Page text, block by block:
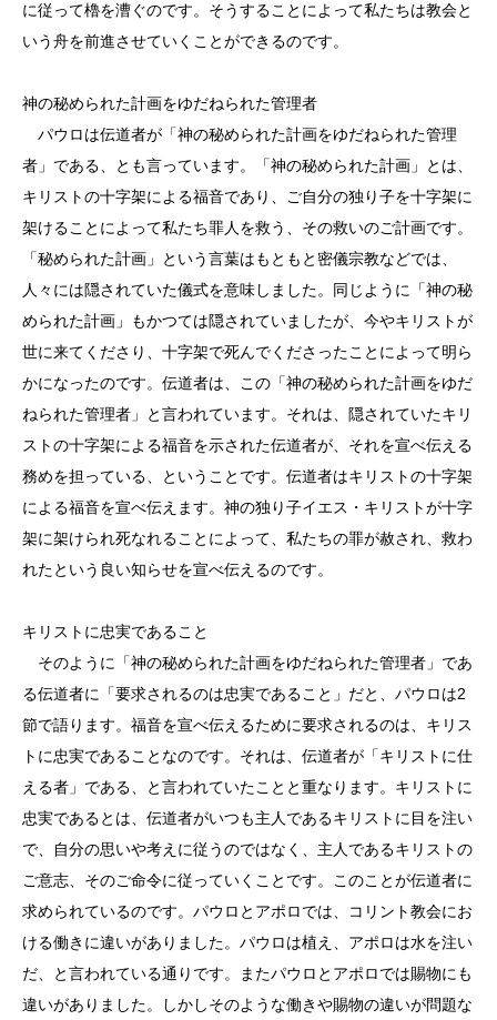
に従って櫓を漕ぐのです。そうすることによって私たちは教会と
いう舟を前進させていくことができるのです。
神の秘められた計画をゆだねられた管理者
パウロは伝道者が「神の秘められた計画をゆだねられた管理
者」である、とも言っています。「神の秘められた計画」とは、
キリストの十字架による福音であり、ご自分の独り子を十字架に
架けることによって私たち罪人を救う、その救いのご計画です。
「秘められた計画」という言葉はもともと密儀宗教などでは、
人々には隠されていた儀式を意味しました。同じように「神の秘
められた計画」もかつては隠されていましたが、今やキリストが
世に来てくださり、十字架で死んでくださったことによって明ら
かになったのです。伝道者は、この「神の秘められた計画をゆだ
ねられた管理者」と言われています。それは、隠されていたキリ
ストの十字架による福音を示された伝道者が、それを宣べ伝える
務めを担っている、ということです。伝道者はキリストの十字架
による福音を宣べ伝えます。神の独り子イエス・キリストが十字
架に架けられ死なれることによって、私たちの罪が赦され、救わ
れたという良い知らせを宣べ伝えるのです。
キリストに忠実であること
そのように「神の秘められた計画をゆだねられた管理者」であ
る伝道者に「要求されるのは忠実であること」だと、パウロは2
節で語ります。福音を宣べ伝えるために要求されるのは、キリス
トに忠実であることなのです。それは、伝道者が「キリストに仕
える者」である、と言われていたことと重なります。キリストに
忠実であるとは、伝道者がいつも主人であるキリストに目を注い
で、自分の思いや考えに従うのではなく、主人であるキリストの
ご意志、そのご命令に従っていくことです。このことが伝道者に
求められているのです。パウロとアポロでは、コリント教会にお
ける働きに違いがありました。パウロは植え、アポロは水を注い
だ、と言われている通りです。またパウロとアポロでは賜物にも
違いがありました。しかしそのような働きや賜物の違いが問題な